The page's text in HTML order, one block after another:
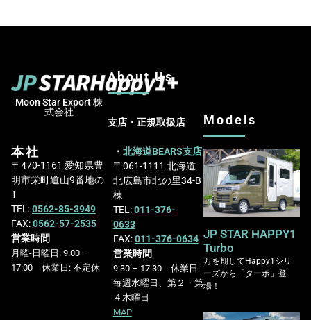
Moon Star Export 株
式会社
本社
〒470-1161 愛知県豊
明市栄町道山9番地の
1
TEL:0562-85-3949
FAX:0562-57-2535
営業時間
月曜-日曜日: 9:00 –
17:00 休業日: 不定休
About Us
支店・正規取扱店
・ 北海道BEARS支店
〒061-1111 北海道
北広島市北の里34-B
棟
TEL:011-376-
0633
FAX:011-376-0634
営業時間
9:30 – 17:30 休業日:
毎週水曜日、第２・第
４木曜日
MAP
Models
JP STAR HAPPY1
Turbo
万を期してHappy1シリ
ーズから「ターボ」登
場！